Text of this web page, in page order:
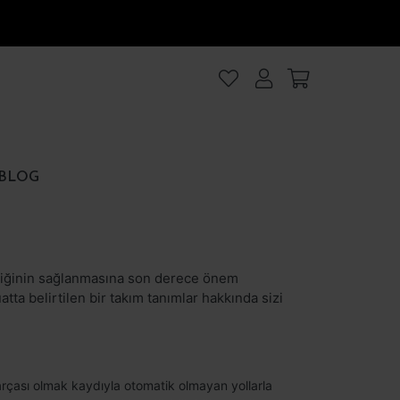
BLOG
sağlanmasına son derece önem
belirtilen bir takım tanımlar hakkında sizi
olmak kaydıyla otomatik olmayan yollarla
Hepsini kabul et